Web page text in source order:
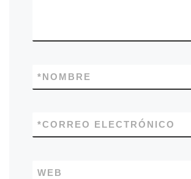
NOMBRE
*
CORREO ELECTRÓNICO
*
WEB